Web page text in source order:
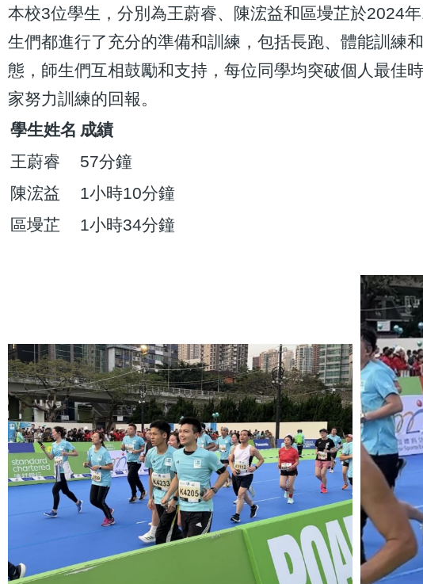
本校3位學生，分別為王蔚睿、陳浤益和區墁芷於2024
生們都進行了充分的準備和訓練，包括長跑、體能訓練
態，師生們互相鼓勵和支持，每位同學均突破個人最佳
家努力訓練的回報。
學生姓名 成績
王蔚睿
57分鐘
陳浤益
1小時10分鐘
區墁芷
1小時34分鐘